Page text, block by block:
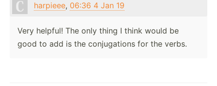
harpieee, 06:36 4 Jan 19
Very helpful! The only thing I think would be
good to add is the conjugations for the verbs.